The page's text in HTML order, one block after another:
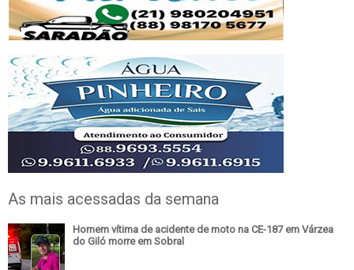
As mais acessadas da semana
Homem vítima de acidente de moto na CE-187 em Várzea
do Giló morre em Sobral